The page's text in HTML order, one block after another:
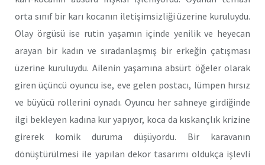
orta sınıf bir karı kocanın iletişimsizliği üzerine kuruluydu.
Olay örgüsü ise rutin yaşamın içinde yenilik ve heyecan
arayan bir kadın ve sıradanlaşmış bir erkeğin çatışması
üzerine kuruluydu. Ailenin yaşamına absürt öğeler olarak
giren üçüncü oyuncu ise, eve gelen postacı, lümpen hırsız
ve büyücü rollerini oynadı. Oyuncu her sahneye girdiğinde
ilgi bekleyen kadına kur yapıyor, koca da kıskançlık krizine
girerek komik duruma düşüyordu. Bir karavanın
dönüştürülmesi ile yapılan dekor tasarımı oldukça işlevli